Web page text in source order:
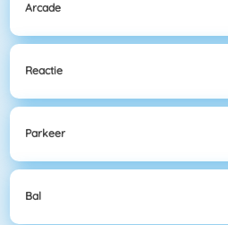
Arcade
Reactie
Parkeer
Bal